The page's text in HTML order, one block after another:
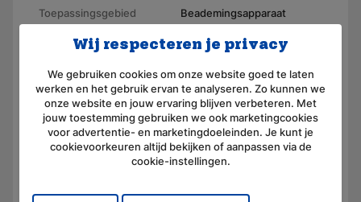
Toepassingsgebied Beademingsapparaat
AKKUmed
Geschikt voor merk Pulmonetic
Artikelnummer 110535
Voltage (V) 12,0
4500
Wij respecteren je privacy
We gebruiken cookies om onze website goed te laten
werken en het gebruik ervan te analyseren. Zo kunnen we
onze website en jouw ervaring blijven verbeteren. Met
jouw toestemming gebruiken we ook marketingcookies
voor advertentie- en marketingdoeleinden. Je kunt je
cookievoorkeuren altijd bekijken of aanpassen via de
cookie-instellingen.